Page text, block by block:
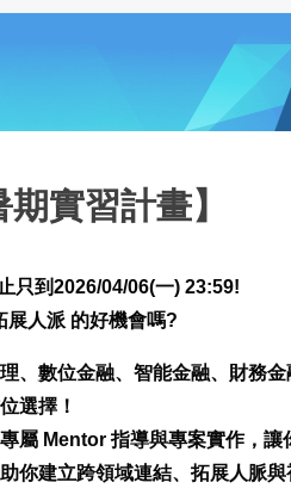
實習計畫】
只到2026/04/06(一) 23:59!
展人派 的好機會嗎?
、數位金融、智能金融、財務金
選擇！
屬 Mentor 指導與專案實作，讓
你建立跨領域連結、拓展人脈與